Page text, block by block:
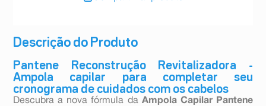
Descrição do Produto
Pantene Reconstrução Revitalizadora -
Ampola capilar para completar seu
cronograma de cuidados com os cabelos
Descubra a nova fórmula da Ampola Capilar Pantene